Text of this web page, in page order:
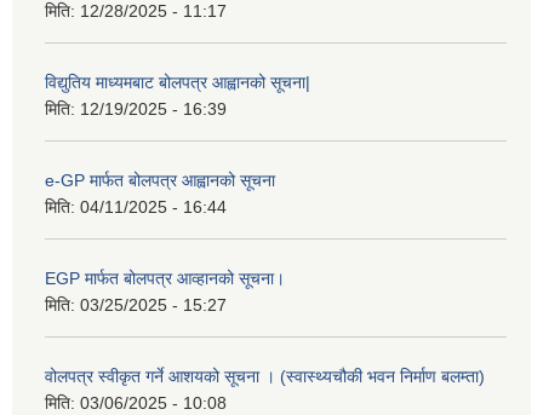
मिति: 12/28/2025 - 11:17
विद्युतिय माध्यमबाट बोलपत्र आह्वानको सूचना|
मिति: 12/19/2025 - 16:39
e-GP मार्फत बोलपत्र आह्वानको सूचना
मिति: 04/11/2025 - 16:44
EGP मार्फत बोलपत्र आव्हानको सूचना।
मिति: 03/25/2025 - 15:27
वोलपत्र स्वीकृत गर्ने आशयको सूचना । (स्वास्थ्यचौकी भवन निर्माण बलम्ता)
मिति: 03/06/2025 - 10:08